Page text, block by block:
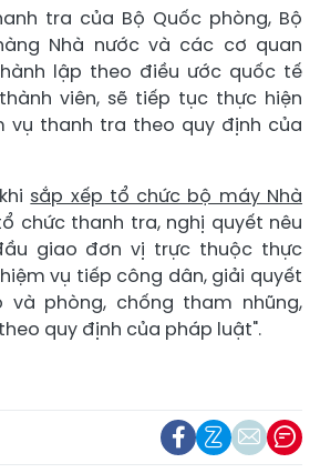
tra của Bộ Quốc phòng, Bộ
Nhà nước và các cơ quan
lập theo điều ước quốc tế
viên, sẽ tiếp tục thực hiện
vụ thanh tra theo quy định của
sắp xếp tổ chức bộ máy Nhà
chức thanh tra, nghị quyết nêu
giao đơn vị trực thuộc thực
vụ tiếp công dân, giải quyết
và phòng, chống tham nhũng,
quy định của pháp luật".